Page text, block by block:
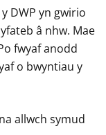
DWP yn gwirio
â nhw. Mae
fwyaf anodd
o bwyntiau y
allwch symud